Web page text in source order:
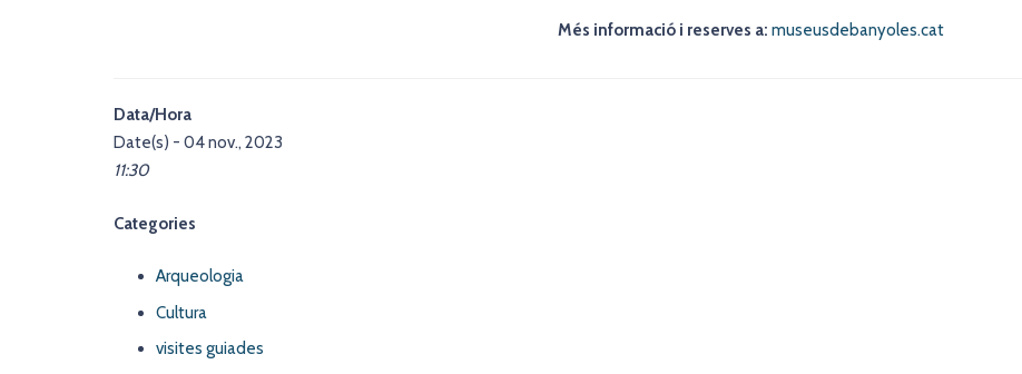
Més informació i reserves a: museusdebanyoles.cat
Data/Hora
Date(s) - 04 nov., 2023
11:30
Categories
Arqueologia
Cultura
visites guiades